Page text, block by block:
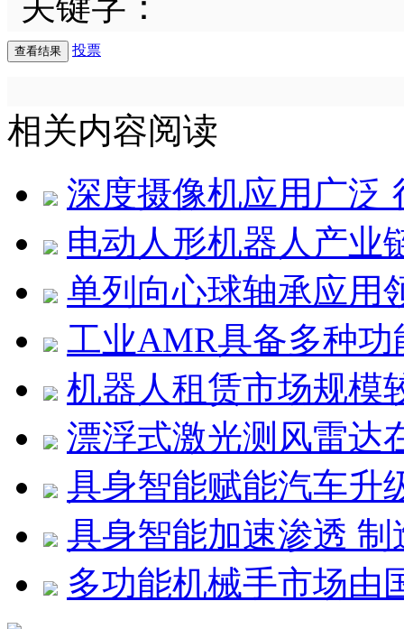
投票
相关内容阅读
深度摄像机应用广泛
电动人形机器人产业
单列向心球轴承应用
工业AMR具备多种
机器人租赁市场规模
漂浮式激光测风雷达
具身智能赋能汽车升
具身智能加速渗透
多功能机械手市场由